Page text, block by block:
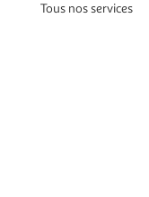
Tous nos services
de boissons
avec modération